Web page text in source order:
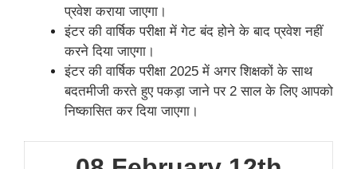
प्रवेश कराया जाएगा।
इंटर की वार्षिक परीक्षा में गेट बंद होने के बाद प्रवेश नहीं
करने दिया जाएगा।
इंटर की वार्षिक परीक्षा 2025 में अगर शिक्षकों के साथ
बदतमीजी करते हुए पकड़ा जाने पर 2 साल के लिए आपको
निष्कासित कर दिया जाएगा।